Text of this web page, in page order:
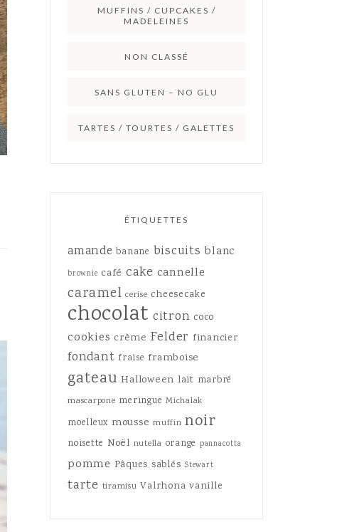
MUFFINS / CUPCAKES /
MADELEINES
NON CLASSÉ
SANS GLUTEN – NO GLU
TARTES / TOURTES / GALETTES
ÉTIQUETTES
amande banane biscuits blanc
brownie café cake cannelle
caramel cerise cheesecake
chocolat citron coco
cookies crème Felder financier
fondant fraise framboise
gateau Halloween lait marbré
mascarpone meringue Michalak
moelleux mousse muffin noir
noisette Noël nutella orange pannacotta
pomme Pâques sablés Stewart
tarte tiramisu Valrhona vanille